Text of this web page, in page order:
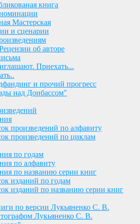
книга
Мастерская
и сценарии
об авторе
Приехать...
и прочий прогресс
над Донбассом"
произведений по алфавиту
произведений по циклам
по годам
по алфавиту
по названию серии книг
изданий по годам
изданий по названию серии книг
по версии Лукьяненко С. В.
Лукьяненко С. В.